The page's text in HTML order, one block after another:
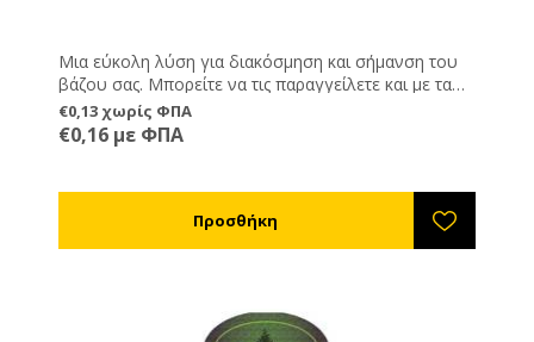
Μια εύκολη λύση για διακόσμηση και σήμανση του
βάζου σας. Μπορείτε να τις παραγγείλετε και με τα
στοιχεία σας εκτυπωμένα, καθώς και ημερομηνία
παραγωγής, λήξης και καθαρό βάρος.
€0,13 χωρίς ΦΠΑ
€0,16 με ΦΠΑ